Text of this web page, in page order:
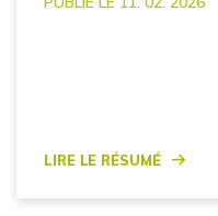
Lire le résumé